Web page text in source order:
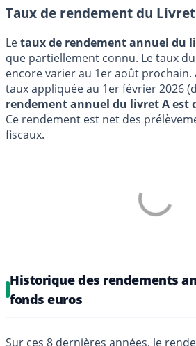
Taux de rendement du Livret
Letaux de rendement annuel du
que partiellement connu. Le taux
encore varier au 1er août prochain.
taux appliquée au 1er février 2026
rendement annuel du livret A est
Ce rendement est net des
fiscaux.
Historique des rendements
fonds euros
Sur ces 8 dernières années, le